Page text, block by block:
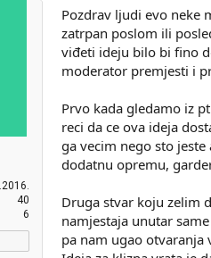
40
6
Pozdrav ljudi evo neke
zatrpan poslom ili
viđeti ideju bilo bi fino
moderator premjesti i
Prvo kada gledamo iz
reci da ce ova ideja
ga vecim nego sto
dodatnu opremu,
Druga stvar koju zelim
namjestaja unutar
pa nam ugao otvaranja